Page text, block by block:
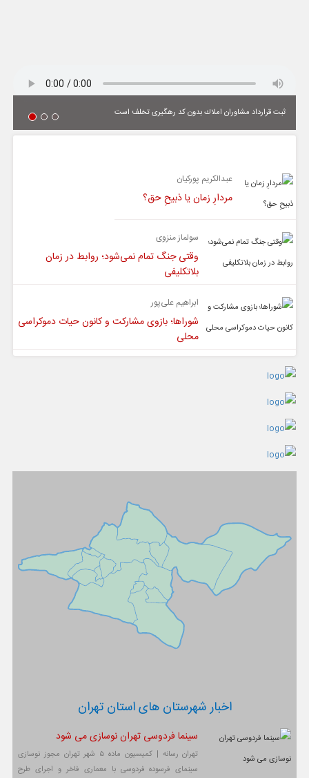
ثبت قرارداد مشاوران املاك بدون كد رهگیری تخلف است
عبدالکریم پورکیان
مردارِ زمان یا ذبیحِ حق؟
سولماز منزوی
وقتی جنگ تمام نمی‌شود؛ روابط در زمان
بلاتکلیفی
ابراهیم علی‌پور
شوراها؛ بازوی مشارکت و کانون حیات دموکراسی
محلی
اخبار شهرستان های استان تهران
سینما فردوسی تهران نوسازی می شود
تهران رسانه | کمیسیون ماده ۵ شهر تهران مجوز نوسازی
سینمای فرسوده فردوسی با معماری فاخر و اجرای طرح